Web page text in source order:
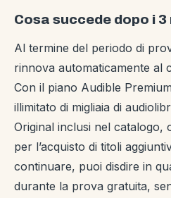
Cosa succede dopo i
Al termine del periodo di
rinnova automaticamente al
Con il piano Audible
illimitato di migliaia di
Original inclusi nel catalogo,
per l’acquisto di titoli
continuare, puoi disdire in
durante la prova gratuita,